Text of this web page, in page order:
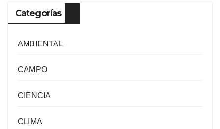
Categorías
AMBIENTAL
CAMPO
CIENCIA
CLIMA